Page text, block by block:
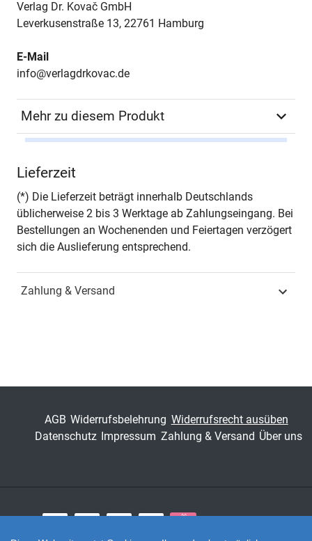
Verlag Dr. Kovač GmbH
Leverkusenstraße 13, 22761 Hamburg
E-Mail
info@verlagdrkovac.de
Mehr zu diesem Produkt
Seiten 296
Jahr Hamburg 2011
Fachdisziplin
ISSN 1437-787X
Lieferzeit
(*) Die Lieferzeit beträgt innerhalb Deutschlands
üblicherweise 2 bis 3 Werktage ab Zahlungseingang. Bei
Bestellungen an Wochenenden und Feiertagen verzögert
sich die Auslieferung entsprechend.
Zahlung & Versand
AGB Widerrufsbelehrung Widerrufsrecht ausüben
Datenschutz Impressum Zahlung & Versand Über uns
Zahlungsarten